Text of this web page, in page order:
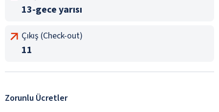
13-gece yarısı
Çıkış (Check-out)
11
Zorunlu Ücretler